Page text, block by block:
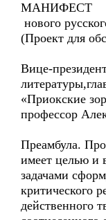
МАНИФЕСТ
нового
(Проект для
Вице-
«Приокские
профессор
Преамбула.
имеет целью и
задачами
критического
действенного